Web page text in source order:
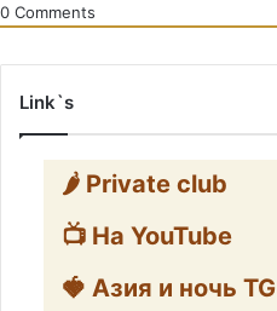
0 Comments
Link`s
🌶️ Private club
📺 На YouTube
🍓 Азия и ночь TG